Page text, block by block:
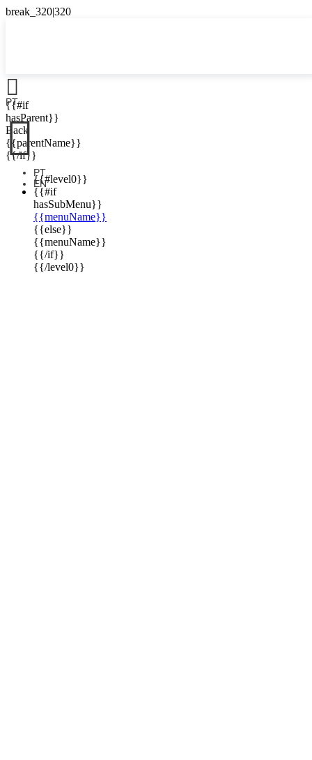

{{#if
hasParent}}
Back
{{parentName}}
{{/if}}
{{#level0}}
{{#if
hasSubMenu}}
{{menuName}}
{{else}}
{{menuName}}
{{/if}}
{{/level0}}
PT

PT
EN